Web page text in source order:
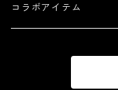
コラボアイテム